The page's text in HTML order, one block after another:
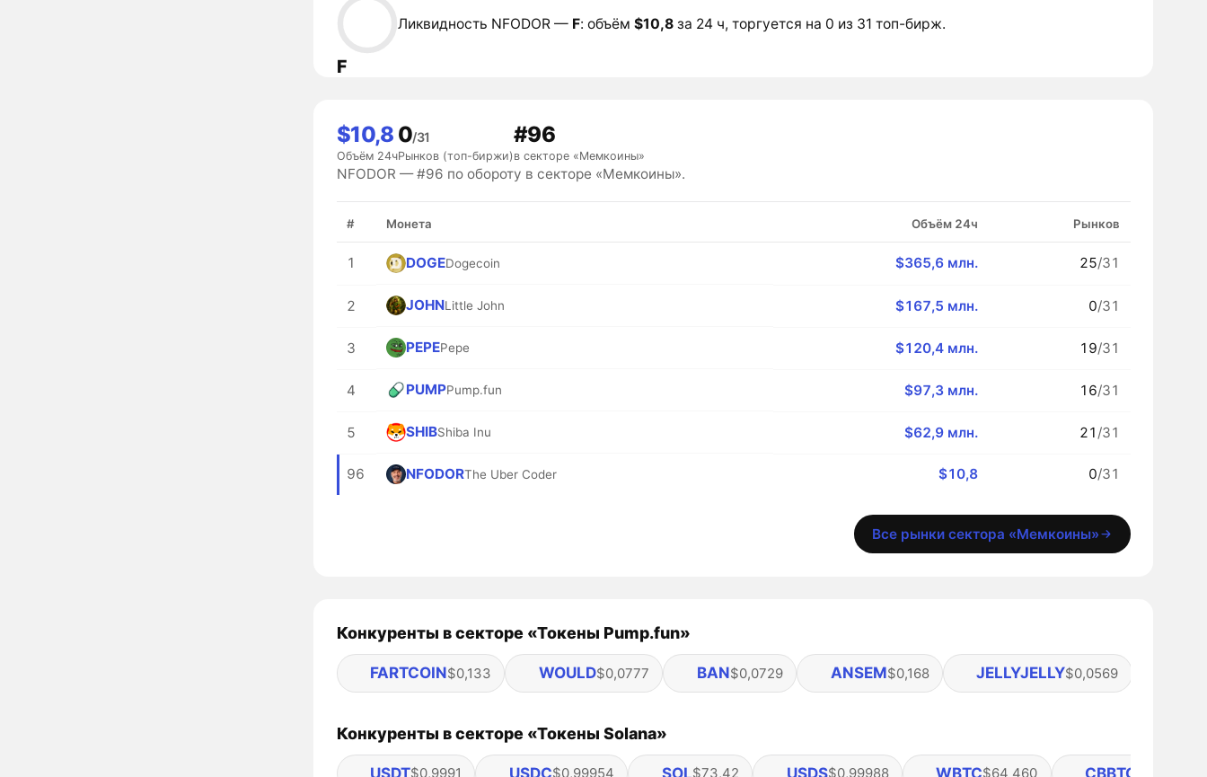
F
Ликвидность NFODOR — F: объём $10,8за 24 ч, торгуется на 0 из 31 топ-бирж.
$10,8
Объём 24ч
0/31
Рынков (топ-биржи)
#96
в секторе «Мемкоины»
NFODOR — #96 по обороту в секторе «Мемкоины».
# Монета Объём 24ч Рынков
1 DOGEDogecoin $365,6 млн. 25/31
2 JOHNLittle John $167,5 млн. 0/31
3 PEPEPepe $120,4 млн. 19/31
4 PUMPPump.fun $97,3 млн. 16/31
5 SHIBShiba Inu $62,9 млн. 21 /31
96 NFODORThe Uber Coder $10,8 0/31
Все рынки сектора «Мемкоины»
Конкуренты в секторе «Токены Pump.fun»
FARTCOIN$0,133 WOULD$0,0777 BAN$0,0729 ANSEM$0,168 JELLYJELLY$0,0569
Конкуренты в секторе «Токены Solana»
USDT$0,9991 USDC$0,99954 SOL$73,42 USDS$0,99988 WBTC$64 460 CBBTC